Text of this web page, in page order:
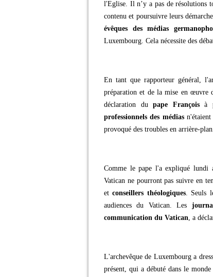
l'Eglise. Il n’y a pas de résolutions
contenu et poursuivre leurs
évêques des médias
Luxembourg. Cela nécessite des
En tant que rapporteur général,
préparation et de la mise en œuvre
déclaration dupape Françoisà
professionnels des médiasn'étaient
provoqué des troubles en arrière-
Comme le pape l'a expliqué lundi
Vatican ne pourront pas suivre en
etconseillers théologiques. Seuls
audiences du Vatican. Les
communication du Vatican, a
L'archevêque de Luxembourg a
présent, qui a débuté dans le